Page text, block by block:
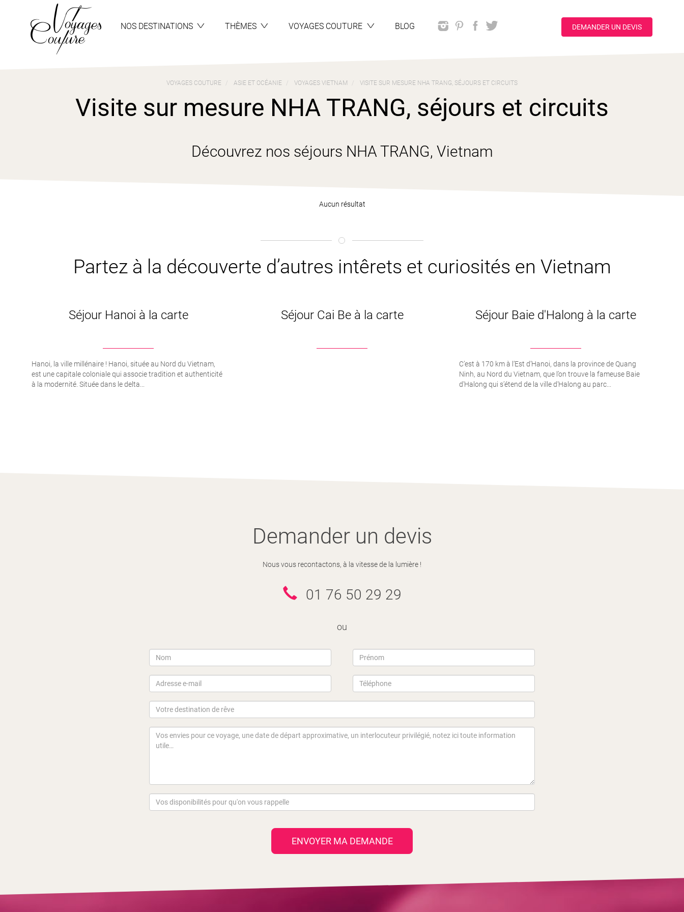
NOS DESTINATIONS THÈMES VOYAGES COUTURE BLOG DEMANDER UN DEVIS
VOYAGES COUTURE ASIE ET OCÉANIE VOYAGES VIETNAM VISITE SUR MESURE NHA TRANG, SÉJOURS ET CIRCUITS
Visite sur mesure NHA TRANG, séjours et circuits
Découvrez nos séjours NHA TRANG, Vietnam
Aucun résultat
Partez à la découverte d’autres intêrets et curiosités en Vietnam
Séjour Hanoi à la carte
Hanoi, la ville millénaire ! Hanoi, située au Nord du Vietnam,
est une capitale coloniale qui associe tradition et authenticité
à la modernité. Située dans le delta...
Séjour Cai Be à la carte Séjour Baie d'Halong à la carte
C’est à 170 km à l’Est d’Hanoi, dans la province de Quang
Ninh, au Nord du Vietnam, que l’on trouve la fameuse Baie
d’Halong qui s’étend de la ville d’Halong au parc...
Demander un devis
Nous vous recontactons, à la vitesse de la lumière !
01 76 50 29 29
ou
ENVOYER MA DEMANDE